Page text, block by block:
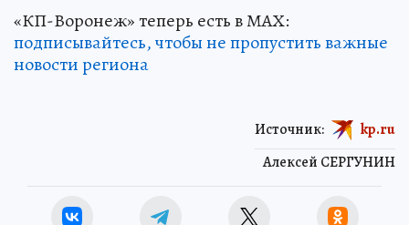
«КП-Воронеж» теперь есть в МАХ:
подписывайтесь, чтобы не пропустить важные
новости региона
Алексей СЕРГУНИН
Источник: kp.ru